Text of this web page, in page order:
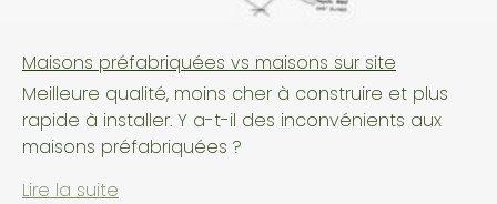
Maisons préfabriquées vs maisons sur site
Meilleure qualité, moins cher à construire et plus
rapide à installer. Y a-t-il des inconvénients aux
maisons préfabriquées ?
Lire la suite